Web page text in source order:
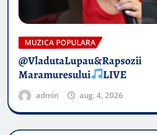
MUZICA POPULARA
@VladutaLupau&Rapsozii
Maramuresului
LIVE
admin aug. 4, 2026